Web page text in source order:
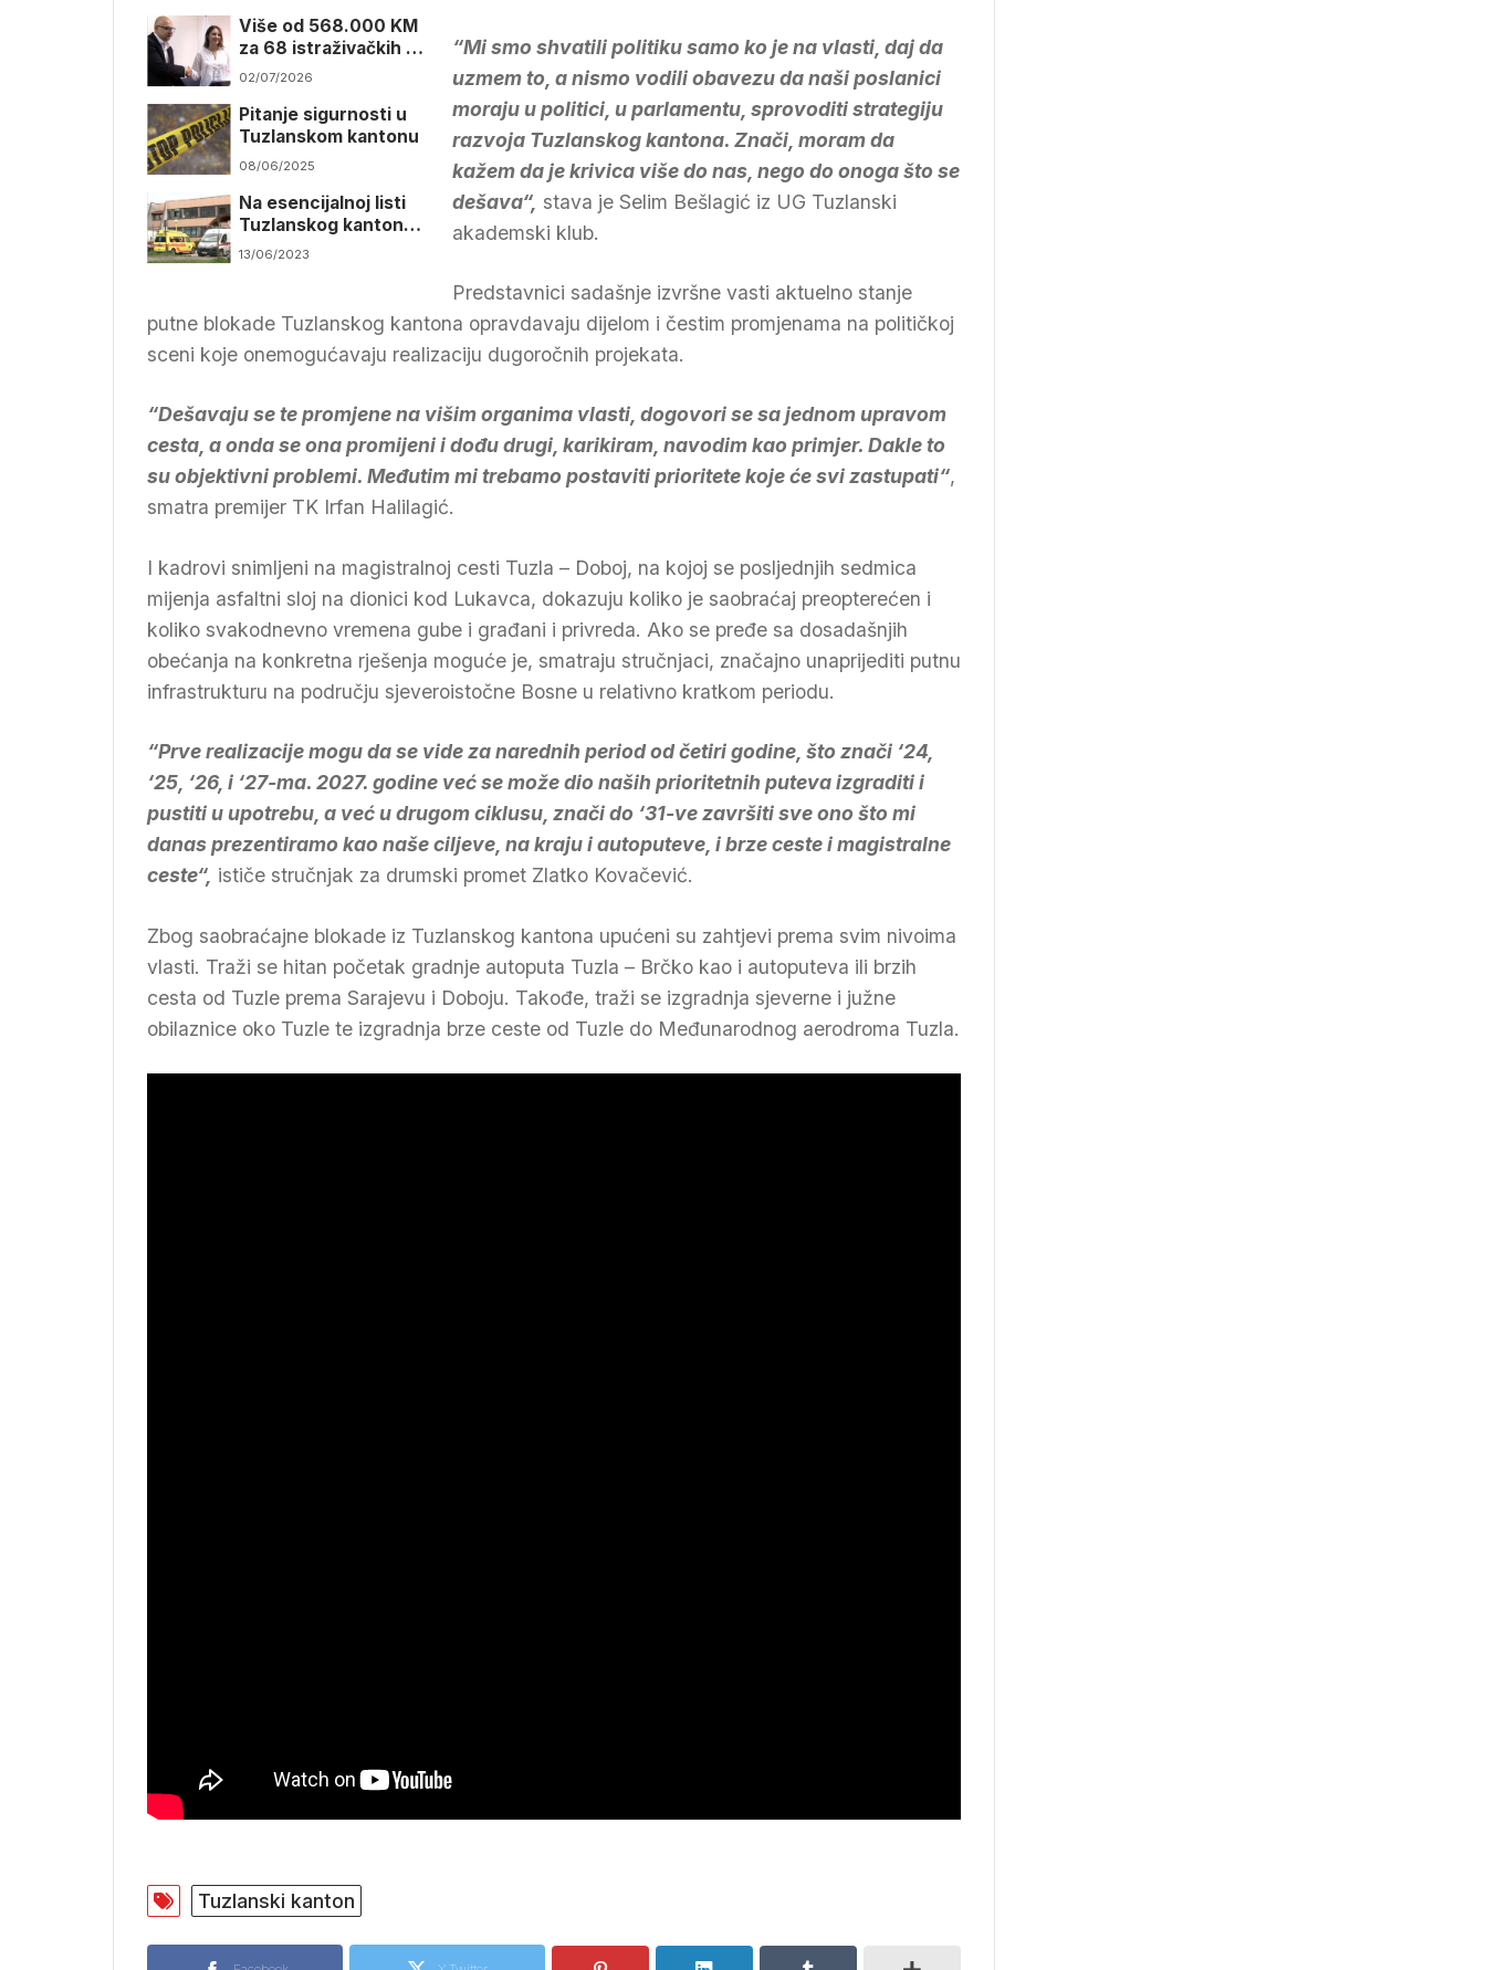
Više od 568.000 KM
za 68 istraživačkih i
razvojnih projekata
02/07/2026
Pitanje sigurnosti u
Tuzlanskom kantonu
08/06/2025
Na esencijalnoj listi
Tuzlanskog kantona
64 nova lijeka
13/06/2023
“Mi smo shvatili politiku samo ko je na vlasti, daj da
uzmem to, a nismo vodili obavezu da naši poslanici
moraju u politici, u parlamentu, sprovoditi strategiju
razvoja Tuzlanskog kantona. Znači, moram da
kažem da je krivica više do nas, nego do onoga što se
dešava“, stava je Selim Bešlagić iz UG Tuzlanski
akademski klub.
Predstavnici sadašnje izvršne vasti aktuelno stanje
putne blokade Tuzlanskog kantona opravdavaju dijelom i čestim promjenama na političkoj
sceni koje onemogućavaju realizaciju dugoročnih projekata.
“Dešavaju se te promjene na višim organima vlasti, dogovori se sa jednom upravom
cesta, a onda se ona promijeni i dođu drugi, karikiram, navodim kao primjer. Dakle to
su objektivni problemi. Međutim mi trebamo postaviti prioritete koje će svi zastupati“,
smatra premijer TK Irfan Halilagić.
I kadrovi snimljeni na magistralnoj cesti Tuzla – Doboj, na kojoj se posljednjih sedmica
mijenja asfaltni sloj na dionici kod Lukavca, dokazuju koliko je saobraćaj preopterećen i
koliko svakodnevno vremena gube i građani i privreda. Ako se pređe sa dosadašnjih
obećanja na konkretna rješenja moguće je, smatraju stručnjaci, značajno unaprijediti putnu
infrastrukturu na području sjeveroistočne Bosne u relativno kratkom periodu.
“Prve realizacije mogu da se vide za narednih period od četiri godine, što znači ‘24,
‘25, ‘26, i ‘27-ma. 2027. godine već se može dio naših prioritetnih puteva izgraditi i
pustiti u upotrebu, a već u drugom ciklusu, znači do ‘31-ve završiti sve ono što mi
danas prezentiramo kao naše ciljeve, na kraju i autoputeve, i brze ceste i magistralne
ceste“, ističe stručnjak za drumski promet Zlatko Kovačević.
Zbog saobraćajne blokade iz Tuzlanskog kantona upućeni su zahtjevi prema svim nivoima
vlasti. Traži se hitan početak gradnje autoputa Tuzla – Brčko kao i autoputeva ili brzih
cesta od Tuzle prema Sarajevu i Doboju. Takođe, traži se izgradnja sjeverne i južne
obilaznice oko Tuzle te izgradnja brze ceste od Tuzle do Međunarodnog aerodroma Tuzla.
Tuzlanski kanton